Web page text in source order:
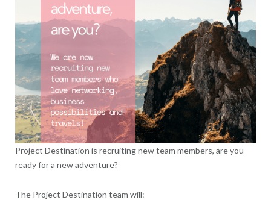
Project Destination is recruiting new team members, are you
ready for a new adventure?
The Project Destination team will: